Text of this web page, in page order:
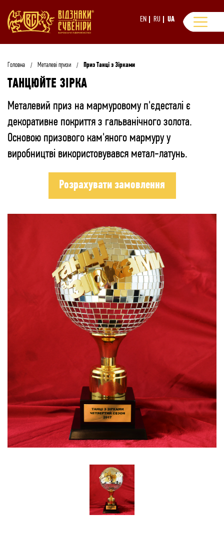
EN RU UA
Головна Металеві призи Приз Танці з Зірками
ТАНЦЮЙТЕ ЗІРКА
Металевий приз на мармуровому п'єдесталі є
декоративне покриття з гальванічного золота.
Основою призового кам'яного мармуру у
виробництві використовувався метал-латунь.
Розрахувати замовлення